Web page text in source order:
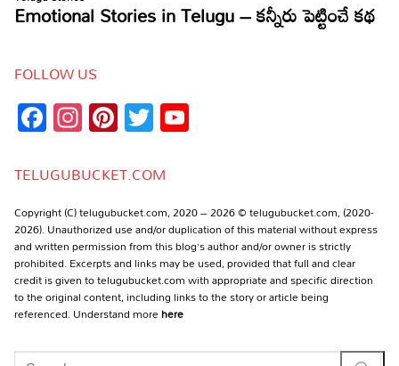
FOLLOW US
Facebook
Instagram
Pinterest
Twitter
TELUGUBUCKET.COM
Copyright (C) telugubucket.com, 2020 – 2026 © telugubucket.com, (2020-
2026). Unauthorized use and/or duplication of this material without express
and written permission from this blog’s author and/or owner is strictly
prohibited. Excerpts and links may be used, provided that full and clear
credit is given to telugubucket.com with appropriate and specific direction
to the original content, including links to the story or article being
referenced. Understand morehere